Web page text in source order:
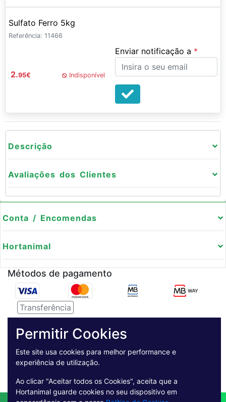
Sulfato Ferro 5kg
Referência: 11466
2.95€ Indisponível
Enviar notificação a
Descrição
Avaliações dos Clientes
Conta / Encomendas
Hortanimal
Métodos de pagamento
Transferência
Pagamento Seguro
Permitir Cookies
Este site usa cookies para melhor performance e
experiência de utilização.
Ao clicar "Aceitar todos os Cookies", aceita que a
Hortanimal guarde cookies no seu dispositivo em